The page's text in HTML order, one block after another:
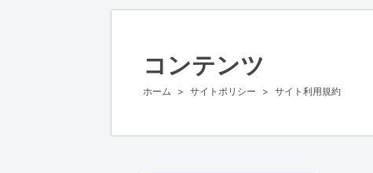
コンテンツ
ホーム サイトポリシー サイト利用規約